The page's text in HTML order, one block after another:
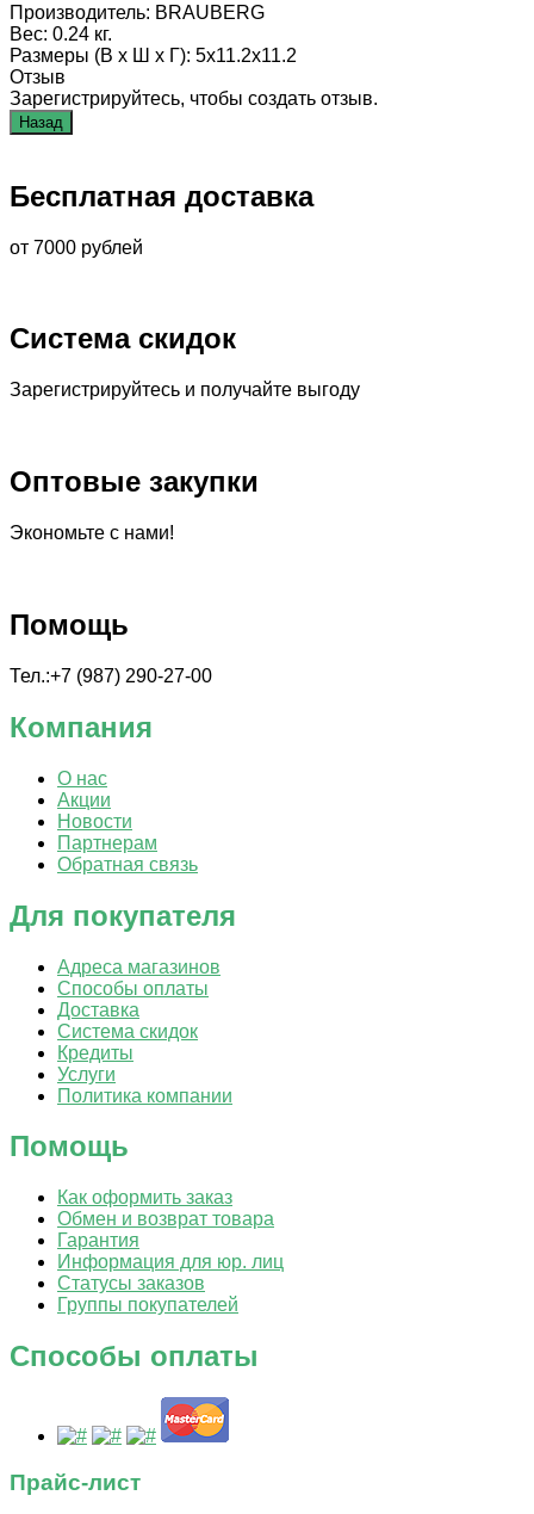
Производитель: BRAUBERG
Вес: 0.24 кг.
Размеры (В х Ш х Г): 5x11.2x11.2
Отзыв
Зарегистрируйтесь, чтобы создать отзыв.
Бесплатная доставка
от 7000 рублей
Система скидок
Зарегистрируйтесь и получайте выгоду
Оптовые закупки
Экономьте с нами!
Помощь
Тел.:+7 (987) 290-27-00
Компания
О нас
Акции
Новости
Партнерам
Обратная связь
Для покупателя
Адреса магазинов
Способы оплаты
Доставка
Система скидок
Кредиты
Услуги
Политика компании
Помощь
Как оформить заказ
Обмен и возврат товара
Гарантия
Информация для юр. лиц
Статусы заказов
Группы покупателей
Способы оплаты
Прайс-лист